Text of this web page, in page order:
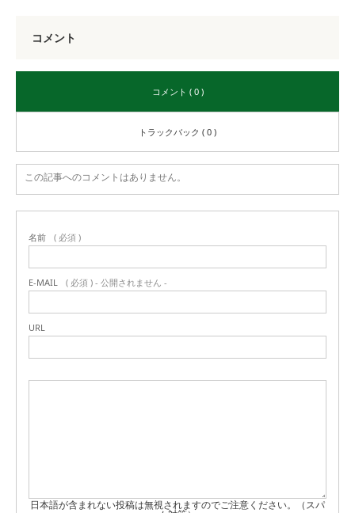
コメント
コメント ( 0 )
トラックバック ( 0 )
この記事へのコメントはありません。
名前 ( 必須 )
E-MAIL ( 必須 ) - 公開されません -
URL
日本語が含まれない投稿は無視されますのでご注意ください。（スパ